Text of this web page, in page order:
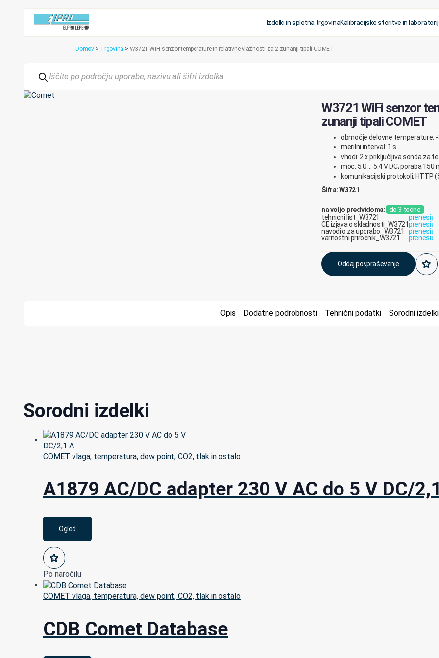
Izdelki in spletna trgovinaKalibracijske storitve in laboratorij
Domov > Trgovina > W3721 WiFi senzor temperature in relativne vlažnosti za 2 zunanji tipali COMET
search
W3721 WiFi senzor
zunanji tipali COMET
območje delovne temperature:
merilni interval: 1 s
vhodi: 2 x priključljiva sonda za
moč: 5.0 … 5.4 V DC; poraba 150
komunikacijski protokoli: HTTP
Šifra: W3721
na voljo predvidoma: do 3 tedne
tehnicni list_W3721
prenesi↓
CE izjava o skladnosti_W3721prenesi↓
navodilo za uporabo_W3721
prenesi↓
varnostni priročnik_W3721
prenesi↓
Oddaj povpraševanje
Opis Dodatne podrobnosti Tehnični podatki Sorodni izdelki
Sorodni izdelki
COMET vlaga, temperatura, dew point, CO2, tlak in ostalo
A1879 AC/DC adapter 230 V AC do 5 V DC/
Ogled
Po naročilu
COMET vlaga, temperatura, dew point, CO2, tlak in ostalo
CDB Comet Database